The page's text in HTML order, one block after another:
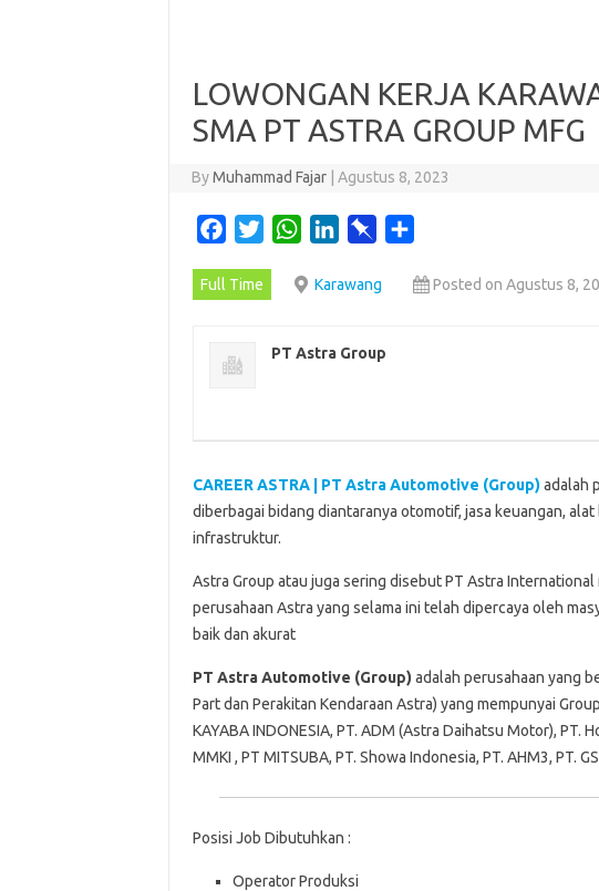
LOWONGAN KERJA
SMA PT ASTRA GROUP MFG
ByMuhammad Fajar Agustus 8, 2023
c
o
W
a
s
n
e
n
a
Full Time Karawang Posted on Agustus 8,
PT Astra Group
CAREER ASTRA | PT Astra Automotive (Group)adalah
diberbagai bidang diantaranya otomotif, jasa keuangan,
infrastruktur.
Astra Group atau juga sering disebut PT Astra
perusahaan Astra yang selama ini telah dipercaya oleh
baik dan akurat
PT Astra Automotive (Group) adalah perusahaan yang
Part dan Perakitan Kendaraan Astra) yang mempunyai
KAYABA INDONESIA, PT. ADM (Astra Daihatsu Motor), PT.
MMKI , PT MITSUBA, PT. Showa Indonesia, PT. AHM3, PT.
Posisi Job Dibutuhkan :
Operator Produksi